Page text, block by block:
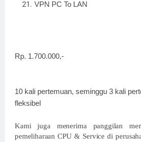
VPN PC To LAN
Rp. 1.700.000,-
10 kali pertemuan, seminggu 3 kali
fleksibel
Kami juga menerima panggilan
pemeliharaan CPU & Service di